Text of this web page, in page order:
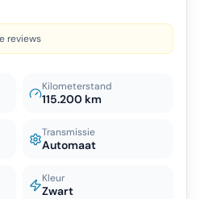
reviews
Kilometerstand
115.200 km
Transmissie
Automaat
Kleur
Zwart